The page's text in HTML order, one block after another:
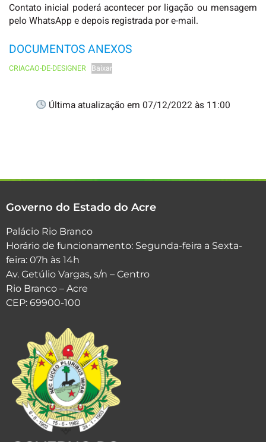
Contato inicial poderá acontecer por ligação ou mensagem
pelo WhatsApp e depois registrada por e-mail.
DOCUMENTOS ANEXOS
CRIACAO-DE-DESIGNER Baixar
Última atualização em 07/12/2022 às 11:00
Governo do Estado do Acre
Palácio Rio Branco
Horário de funcionamento: Segunda-feira a Sexta-
feira: 07h às 14h
Av. Getúlio Vargas, s/n – Centro
Rio Branco – Acre
CEP: 69900-100